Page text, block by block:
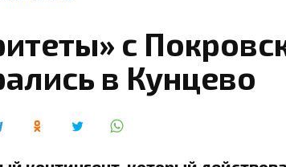
с
в Кунцево